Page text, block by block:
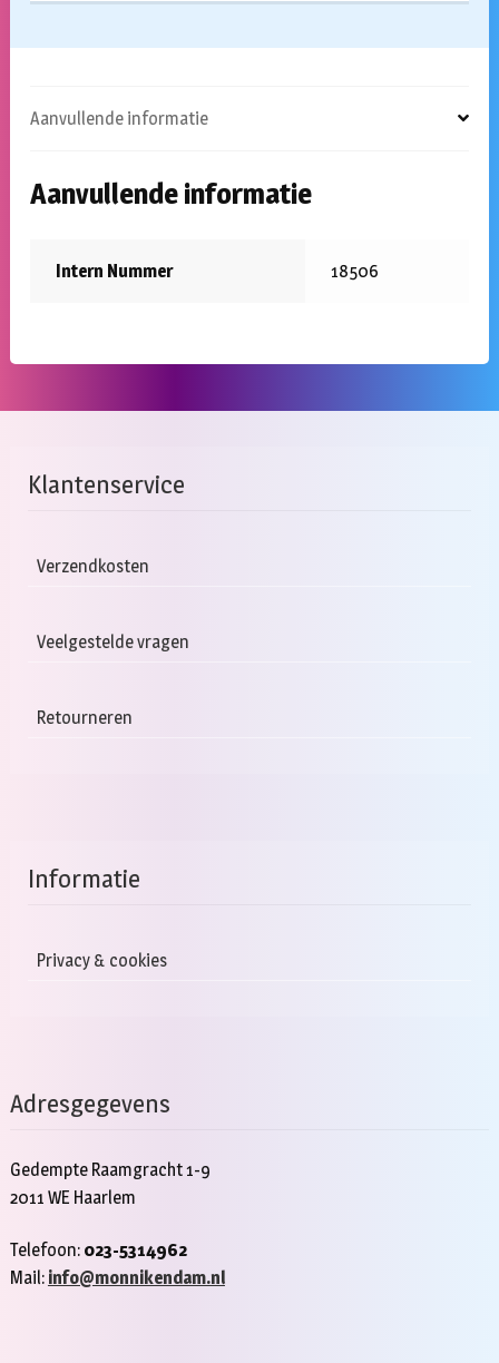
Aanvullende informatie
Aanvullende informatie
Intern Nummer 18506
Klantenservice
Verzendkosten
Veelgestelde vragen
Retourneren
Informatie
Privacy & cookies
Adresgegevens
Gedempte Raamgracht 1-9
2011 WE Haarlem
Telefoon: 023-5314962
Mail: info@monnikendam.nl